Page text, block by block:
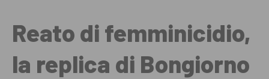
Reato di femminicidio,
la replica di Bongiorno